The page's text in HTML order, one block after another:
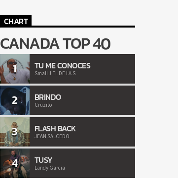
CHART
CANADA TOP 40
1 TU ME CONOCES
Small J EL DE LA S
2 BRINDO
Cruzito
3 FLASH BACK
JEAN SALCEDO
4 TUSY
Landy Garcia